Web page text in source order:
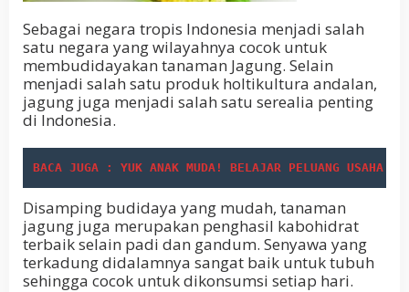
Sebagai negara tropis Indonesia menjadi salah
satu negara yang wilayahnya cocok untuk
membudidayakan tanaman Jagung. Selain
menjadi salah satu produk holtikultura andalan,
jagung juga menjadi salah satu serealia penting
di Indonesia.
BACA JUGA : YUK ANAK MUDA! BELAJAR PELUANG USAHA
Disamping budidaya yang mudah, tanaman
jagung juga merupakan penghasil kabohidrat
terbaik selain padi dan gandum. Senyawa yang
terkadung didalamnya sangat baik untuk tubuh
sehingga cocok untuk dikonsumsi setiap hari.